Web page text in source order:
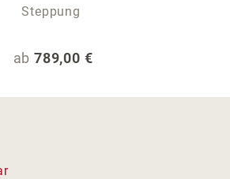
Steppung
Regulärer Preis:
ab 789,00 €